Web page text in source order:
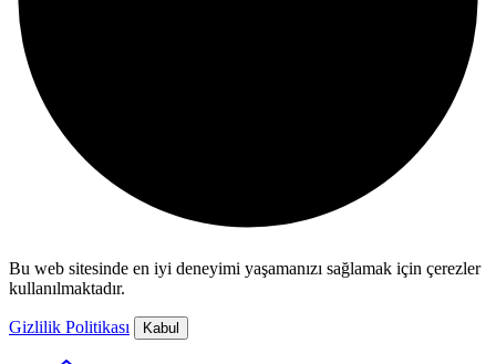
Bu web sitesinde en iyi deneyimi yaşamanızı sağlamak için çerezler
kullanılmaktadır.
Gizlilik Politikası Kabul